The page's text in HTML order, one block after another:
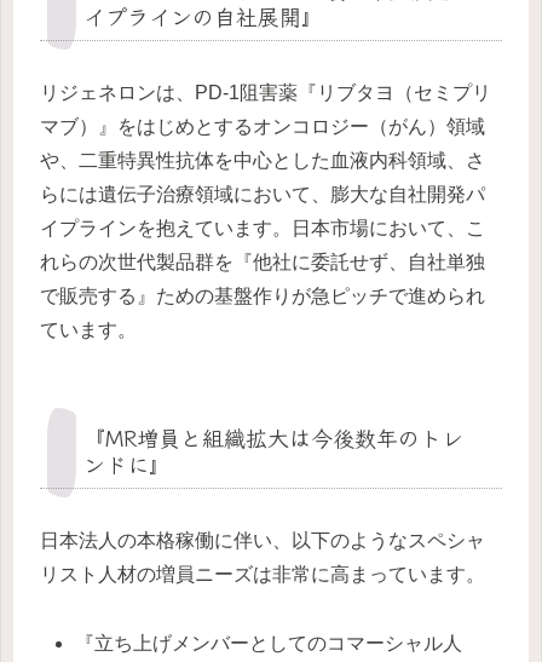
イプラインの自社展開』
リジェネロンは、PD-1阻害薬『リブタヨ（セミプリ
マブ）』をはじめとするオンコロジー（がん）領域
や、二重特異性抗体を中心とした血液内科領域、さ
らには遺伝子治療領域において、膨大な自社開発パ
イプラインを抱えています。日本市場において、こ
れらの次世代製品群を『他社に委託せず、自社単独
で販売する』ための基盤作りが急ピッチで進められ
ています。
『MR増員と組織拡大は今後数年のトレ
ンドに』
日本法人の本格稼働に伴い、以下のようなスペシャ
リスト人材の増員ニーズは非常に高まっています。
『立ち上げメンバーとしてのコマーシャル人